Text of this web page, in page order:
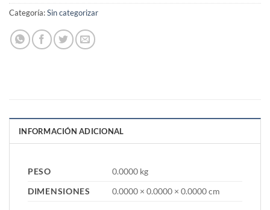
Categoría:Sin categorizar
INFORMACIÓN ADICIONAL
PESO
0.0000 kg
DIMENSIONES
0.0000 × 0.0000 × 0.0000 cm